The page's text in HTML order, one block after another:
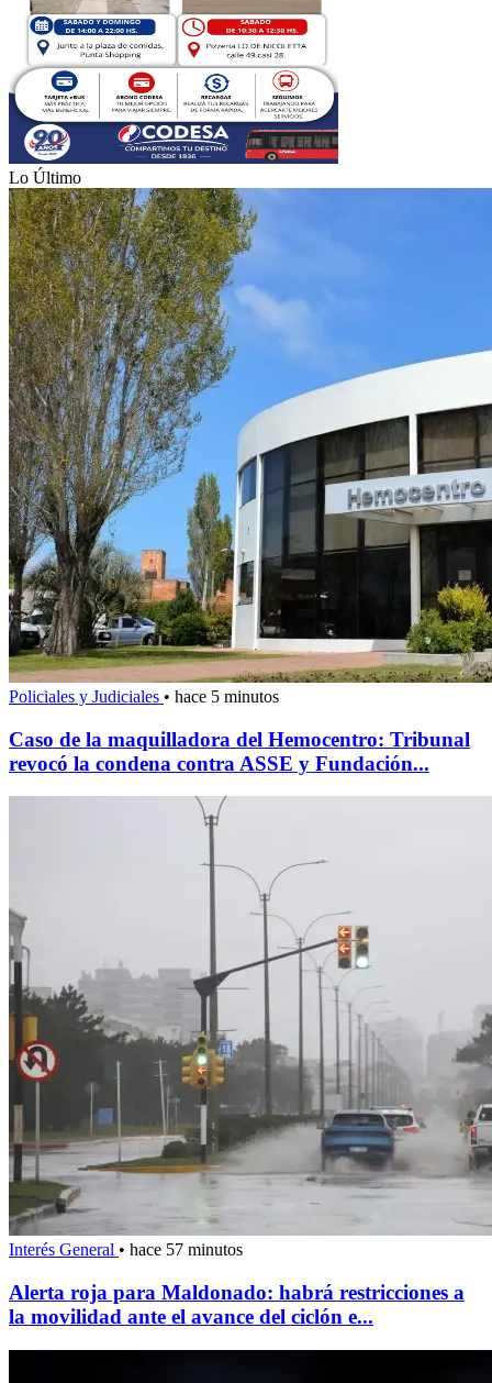
Lo Último
Policiales y Judiciales • hace 5 minutos
Caso de la maquilladora del Hemocentro: Tribunal
revocó la condena contra ASSE y Fundación...
Interés General • hace 57 minutos
Alerta roja para Maldonado: habrá restricciones a
la movilidad ante el avance del ciclón e...